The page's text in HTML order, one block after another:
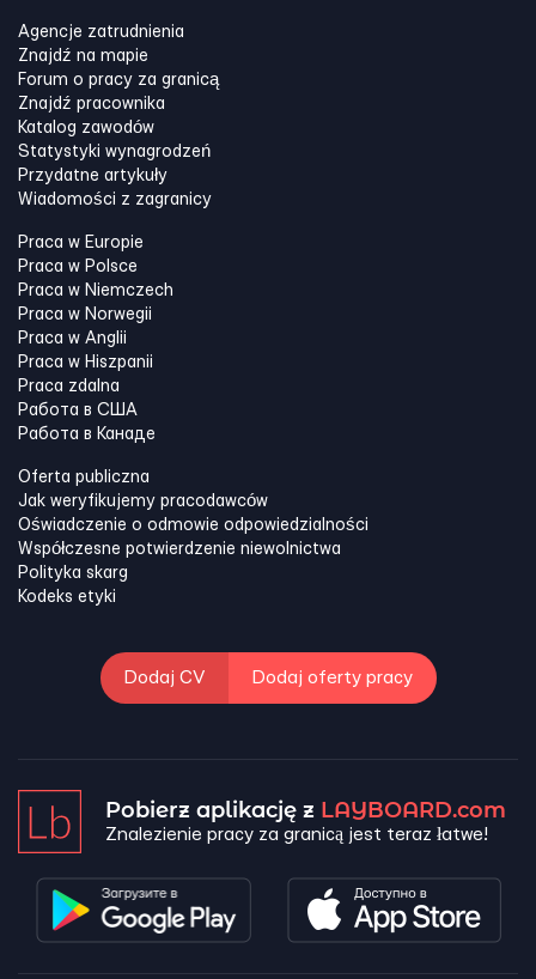
Agencje zatrudnienia
Znajdź na mapie
Forum o pracy za granicą
Znajdź pracownika
Katalog zawodów
Statystyki wynagrodzeń
Przydatne artykuły
Wiadomości z zagranicy
Praca w Europie
Praca w Polsce
Praca w Niemczech
Praca w Norwegii
Praca w Anglii
Praca w Hiszpanii
Praca zdalna
Работа в США
Работа в Канадe
Oferta publiczna
Jak weryfikujemy pracodawców
Oświadczenie o odmowie odpowiedzialności
Współczesne potwierdzenie niewolnictwa
Polityka skarg
Kodeks etyki
Dodaj CV Dodaj oferty pracy
Pobierz aplikację z LAYBOARD.com
Znalezienie pracy za granicą jest teraz łatwe!